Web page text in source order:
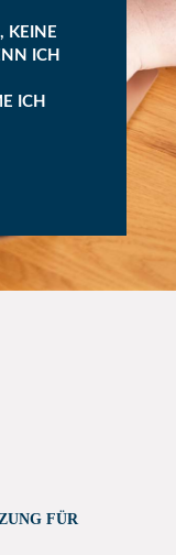
KEINE
ICH
ICH
FÜR